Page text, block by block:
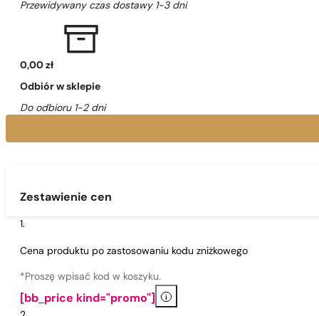
Przewidywany czas dostawy 1-3 dni
0,00 zł
Odbiór w sklepie
Do odbioru 1-2 dni
Zestawienie cen
Cena produktu po zastosowaniu kodu zniżkowego
*Proszę wpisać kod w koszyku.
[bb_price kind="promo"] i